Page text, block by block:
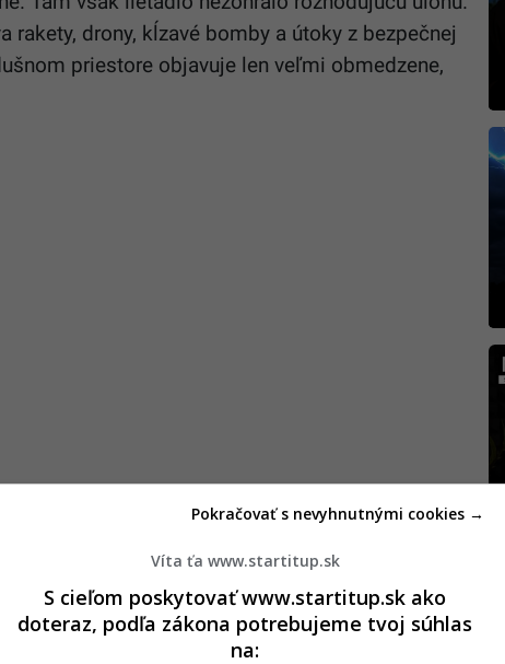
rakety, drony, kĺzavé bomby a útoky z bezpečnej
priestore objavuje len veľmi obmedzene,
spochybňujú
Víta ťa www.startitup.sk
S cieľom poskytovať www.startitup.sk ako
doteraz, podľa zákona potrebujeme tvoj súhlas
na:
Pokračovať s nevyhnutnými cookies →